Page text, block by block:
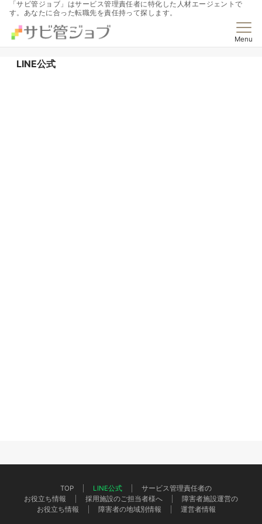
「サビ管ジョブ」はサービス管理責任者に特化した人材エージェントで
す。あなたに合った転職先を責任持って探します。
Menu
LINE公式
TOP LINE公式
サービス管理責任者の
お役立ち情報
採用施設のご担当者様へ
障害者施設運営の
お役立ち情報
障害者の地域別情報 運営者情報